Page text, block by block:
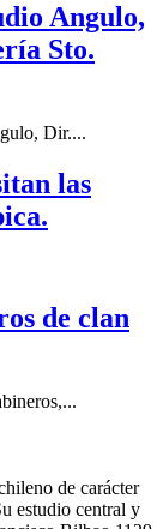
Angulo,
Sto.
Dir....
las
de clan
de carácter
estudio central y